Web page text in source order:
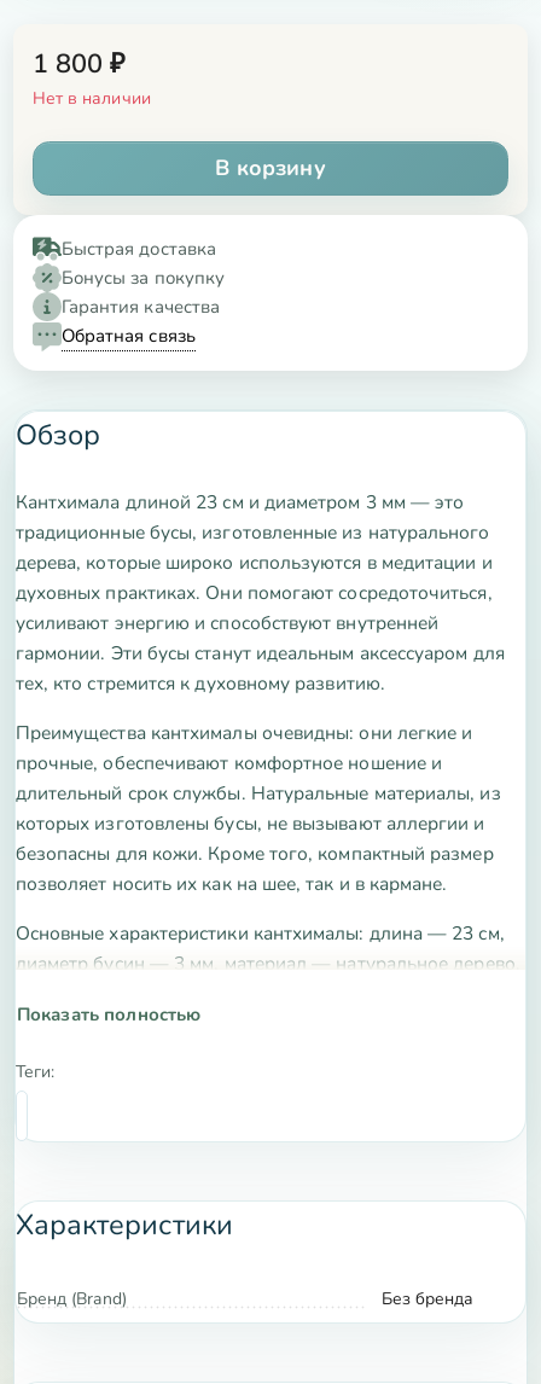
1 800 ₽
Нет в наличии
В корзину
Быстрая доставка
Бонусы за покупку
Гарантия качества
Обратная связь
Обзор
Кантхимала длиной 23 см и диаметром 3 мм — это
традиционные бусы, изготовленные из натурального
дерева, которые широко используются в медитации и
духовных практиках. Они помогают сосредоточиться,
усиливают энергию и способствуют внутренней
гармонии. Эти бусы станут идеальным аксессуаром для
тех, кто стремится к духовному развитию.
Преимущества кантхималы очевидны: они легкие и
прочные, обеспечивают комфортное ношение и
длительный срок службы. Натуральные материалы, из
которых изготовлены бусы, не вызывают аллергии и
безопасны для кожи. Кроме того, компактный размер
позволяет носить их как на шее, так и в кармане.
Основные характеристики кантхималы: длина — 23 см,
диаметр бусин — 3 мм, материал — натуральное дерево.
аксессуаром, подходящим как для новичков, так и для
украшение, а инструмент для достижения гармонии и
купите кантхималу прямо сейчас и ощутите её
благотворное влияние на ваше состояние и энергию.
Показать полностью
Теги:
Характеристики
Бренд (Brand) Без бренда